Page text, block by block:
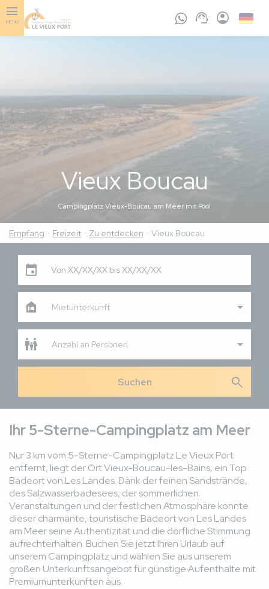
Skip
to
MENU
Vieux Boucau
Campingplatz Vieux-Boucau am Meer mit Pool
Empfang Freizeit Zu entdecken Vieux Boucau
Von XX/XX/XX bis XX/XX/XX
Mietunterkunft
Anzahl an Personen
search
Ihr 5-Sterne-Campingplatz am Meer
Nur 3 km vom 5-Sterne-Campingplatz Le Vieux Port
entfernt, liegt der Ort Vieux-Boucau-les-Bains, ein Top
Badeort von Les Landes. Dank der feinen Sandstrände,
des Salzwasserbadesees, der sommerlichen
Veranstaltungen und der festlichen Atmosphäre konnte
dieser charmante, touristische Badeort von Les Landes
am Meer seine Authentizität und die dörfliche Stimmung
aufrechterhalten. Buchen Sie jetzt Ihren Urlaub auf
unserem Campingplatz und wählen Sie aus unserem
großen Unterkunftsangebot für günstige Aufenthalte mit
Premiumunterkünften aus.